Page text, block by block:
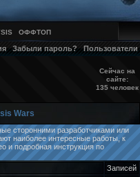
ОФФТОП
Забыли пароль? Пользователи
Сейчас на
сайте:
135 человек
Wars
сторонними разработчиками или
наиболее интересные работы, к
и подробная инструкция по
Записей